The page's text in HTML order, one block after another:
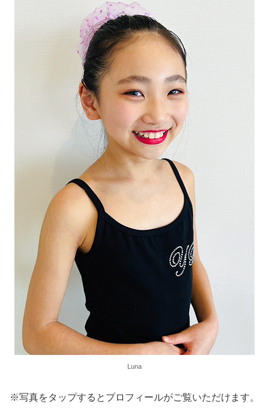
Luna
※写真をタップするとプロフィールがご覧いただけます。